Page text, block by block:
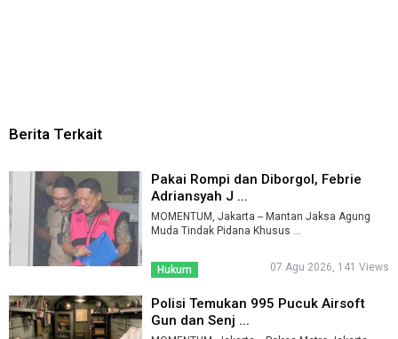
Berita Terkait
Pakai Rompi dan Diborgol, Febrie
Adriansyah J ...
MOMENTUM, Jakarta -- Mantan Jaksa Agung
Muda Tindak Pidana Khusus ...
Hukum 07 Agu 2026, 141 Views
Polisi Temukan 995 Pucuk Airsoft
Gun dan Senj ...